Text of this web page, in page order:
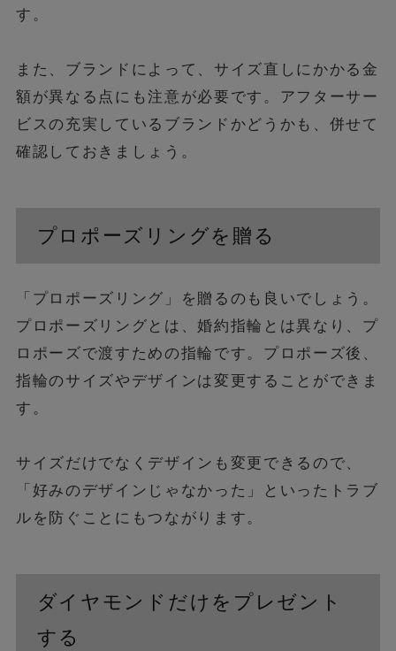
す。
また、ブランドによって、サイズ直しにかかる金
額が異なる点にも注意が必要です。アフターサー
ビスの充実しているブランドかどうかも、併せて
確認しておきましょう。
プロポーズリングを贈る
「プロポーズリング」を贈るのも良いでしょう。
プロポーズリングとは、婚約指輪とは異なり、プ
ロポーズで渡すための指輪です。プロポーズ後、
指輪のサイズやデザインは変更することができま
す。
サイズだけでなくデザインも変更できるので、
「好みのデザインじゃなかった」といったトラブ
ルを防ぐことにもつながります。
ダイヤモンドだけをプレゼント
する